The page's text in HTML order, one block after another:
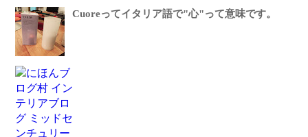
Cuoreってイタリア語で"心"って意味です。